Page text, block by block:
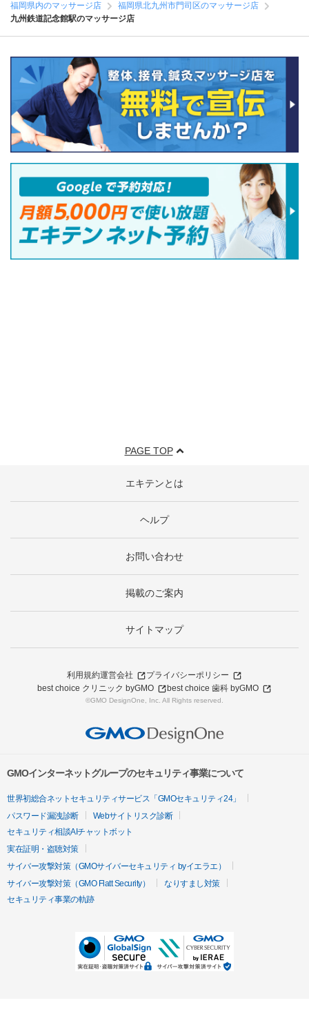
福岡県内のマッサージ店
福岡県北九州市門司区のマッサージ店
九州鉄道記念館駅のマッサージ店
PAGE TOP
エキテンとは
ヘルプ
お問い合わせ
掲載のご案内
サイトマップ
利用規約運営会社
プライバシーポリシー
best choice クリニック byGMO
best choice 歯科 byGMO
©GMO DesignOne, Inc. All Rights reserved.
GMOインターネットグループのセキュリティ事業について
世界初総合ネットセキュリティサービス「GMOセキュリティ24」
パスワード漏洩診断
Webサイトリスク診断
セキュリティ相談AIチャットボット
実在証明・盗聴対策
サイバー攻撃対策（GMOサイバーセキュリティ byイエラエ）
サイバー攻撃対策（GMO Flatt Security）
なりすまし対策
セキュリティ事業の軌跡